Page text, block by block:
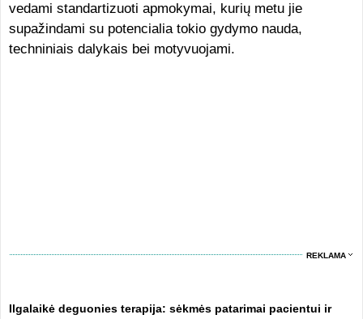
vedami standartizuoti apmokymai, kurių metu jie
supažindami su potencialia tokio gydymo nauda,
techniniais dalykais bei motyvuojami.
REKLAMA
Ilgalaikė deguonies terapija: sėkmės patarimai pacientui ir